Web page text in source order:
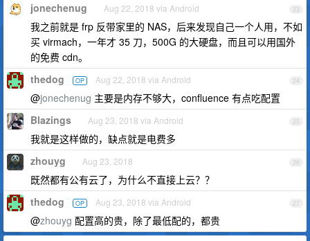
23
jonechenug Aug 22, 2018 via Android
我之前就是 frp 反带家里的 NAS，后来发现自己一个人用，不如
买 virmach，一年才 35 刀，500G 的大硬盘，而且可以用国外
的免费 cdn。
24
thedog OP Aug 22, 2018 via Android
@jonechenug 主要是内存不够大，confluence 有点吃配置
25
Blazings Aug 23, 2018 via Android
我就是这样做的，缺点就是电费多
26
zhouyg Aug 23, 2018
既然都有公有云了，为什么不直接上云？？
27
thedog OP Aug 23, 2018 via Android
@zhouyg 配置高的贵，除了最低配的，都贵